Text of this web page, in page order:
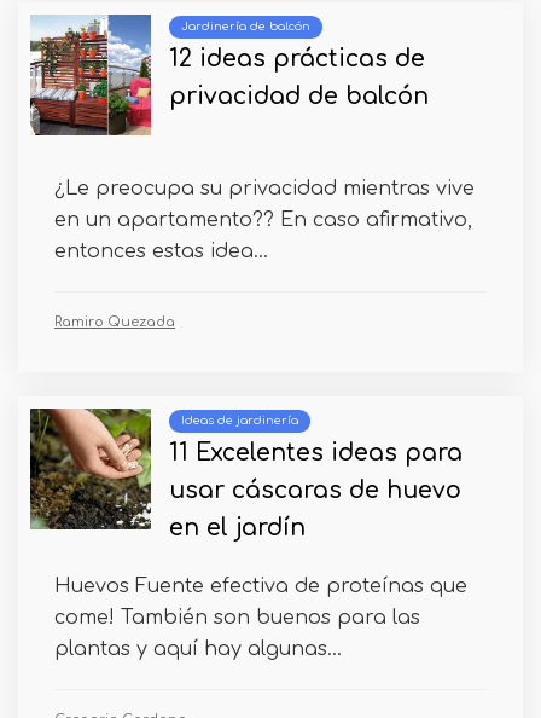
Jardinería de balcón
12 ideas prácticas de
privacidad de balcón
¿Le preocupa su privacidad mientras vive
en un apartamento?? En caso afirmativo,
entonces estas idea...
Ramiro Quezada
Ideas de jardinería
11 Excelentes ideas para
usar cáscaras de huevo
en el jardín
Huevos Fuente efectiva de proteínas que
come! También son buenos para las
plantas y aquí hay algunas...